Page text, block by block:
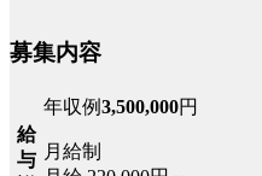
募集内容
給
与
年収例3,500,000円
月給制